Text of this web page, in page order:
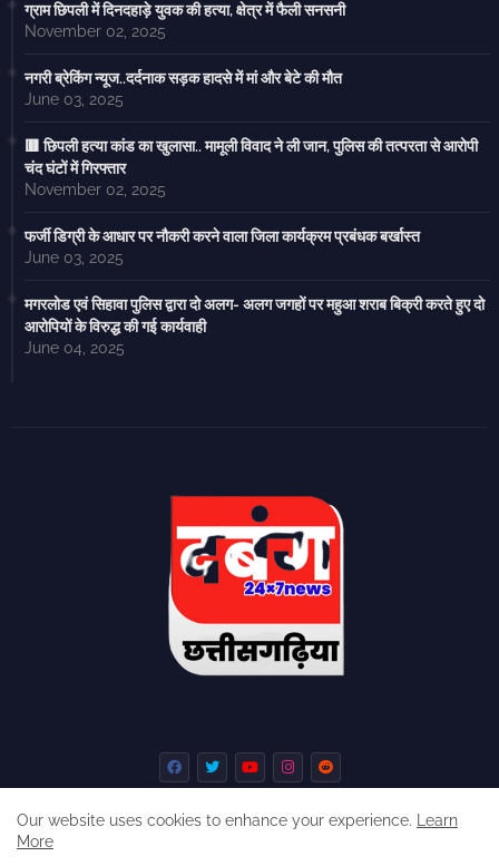
ग्राम छिपली में दिनदहाड़े युवक की हत्या, क्षेत्र में फैली सनसनी
November 02, 2025
नगरी ब्रेकिंग न्यूज..दर्दनाक सड़क हादसे में मां और बेटे की मौत
June 03, 2025
🟥 छिपली हत्या कांड का खुलासा.. मामूली विवाद ने ली जान, पुलिस की तत्परता से आरोपी
चंद घंटों में गिरफ्तार
November 02, 2025
फर्जी डिग्री के आधार पर नौकरी करने वाला जिला कार्यक्रम प्रबंधक बर्खास्त
June 03, 2025
मगरलोड एवं सिहावा पुलिस द्वारा दो अलग- अलग जगहों पर महुआ शराब बिक्री करते हुए दो
आरोपियों के विरुद्ध की गई कार्यवाही
June 04, 2025
Our website uses cookies to enhance your experience.
Learn
More